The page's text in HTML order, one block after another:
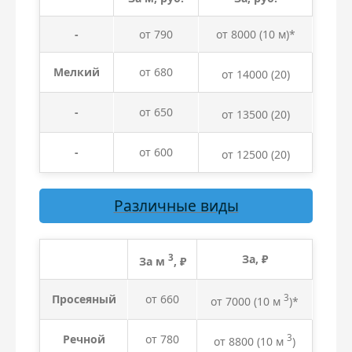
- от 790 от 8000 (10 м)*
Мелкий от 680 от 14000(20)
- от 650 от 13500(20)
- от 600 от 12500(20)
Различные виды
За м 3, ₽ За, ₽
Просеяный от 660 от 7000 (10 м 3)*
Речной от 780 от 8800 (10 м 3)